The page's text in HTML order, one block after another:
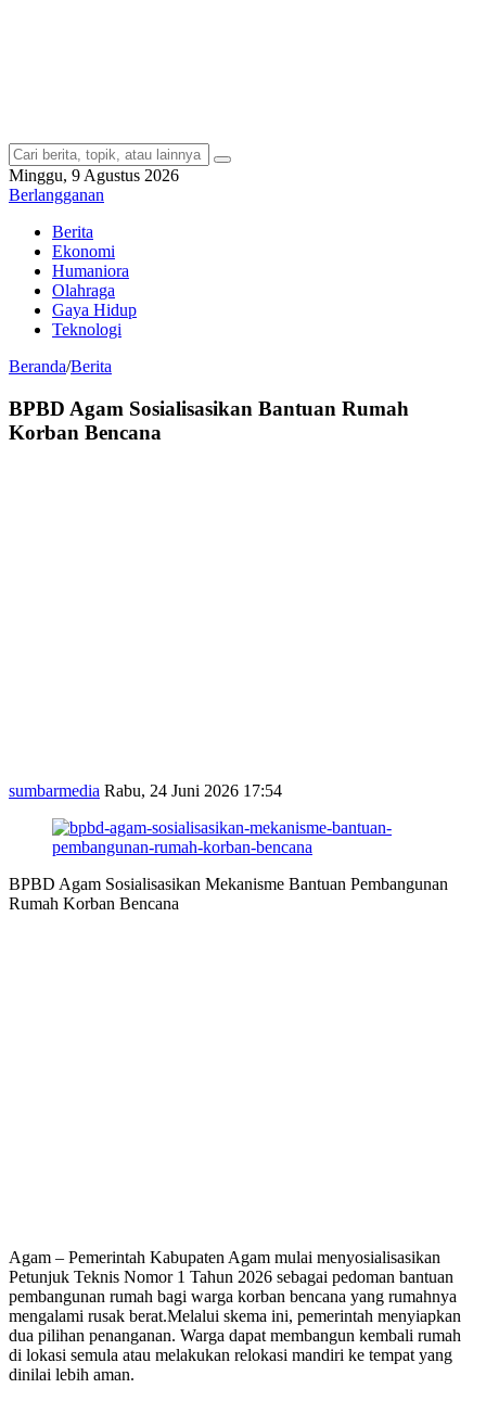
Minggu, 9 Agustus 2026
Berlangganan
Berita
Ekonomi
Humaniora
Olahraga
Gaya Hidup
Teknologi
Beranda/Berita
BPBD Agam Sosialisasikan Bantuan Rumah
Korban Bencana
sumbarmedia Rabu, 24 Juni 2026 17:54
BPBD Agam Sosialisasikan Mekanisme Bantuan Pembangunan
Rumah Korban Bencana
Agam – Pemerintah Kabupaten Agam mulai menyosialisasikan
Petunjuk Teknis Nomor 1 Tahun 2026 sebagai pedoman bantuan
pembangunan rumah bagi warga korban bencana yang rumahnya
mengalami rusak berat.Melalui skema ini, pemerintah menyiapkan
dua pilihan penanganan. Warga dapat membangun kembali rumah
di lokasi semula atau melakukan relokasi mandiri ke tempat yang
dinilai lebih aman.